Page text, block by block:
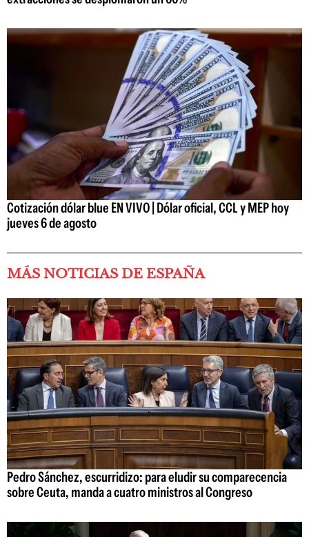
Cotización dólar blue EN VIVO | Dólar oficial, CCL y MEP hoy
jueves 6 de agosto
MÁS NOTICIAS DE ESPAÑA
Pedro Sánchez, escurridizo: para eludir su comparecencia
sobre Ceuta, manda a cuatro ministros al Congreso